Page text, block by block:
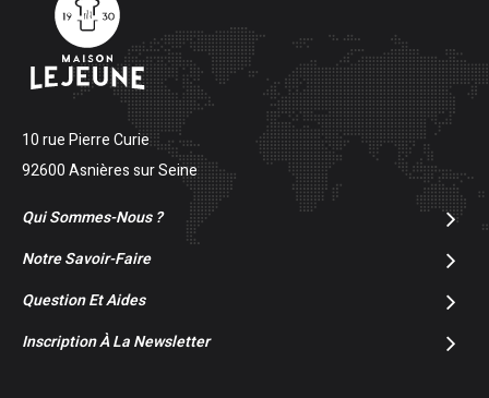
10 rue Pierre Curie
92600 Asnières sur Seine
Qui Sommes-Nous ?
Notre Savoir-Faire
Question Et Aides
Inscription À La Newsletter